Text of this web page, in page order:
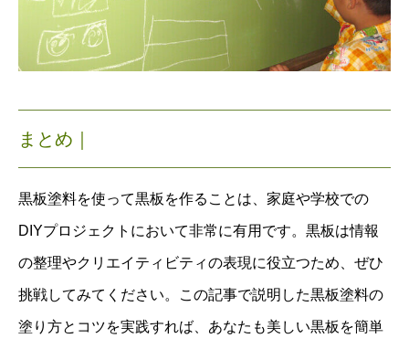
まとめ｜
黒板塗料を使って黒板を作ることは、家庭や学校での
DIYプロジェクトにおいて非常に有用です。黒板は情報
の整理やクリエイティビティの表現に役立つため、ぜひ
挑戦してみてください。この記事で説明した黒板塗料の
塗り方とコツを実践すれば、あなたも美しい黒板を簡単